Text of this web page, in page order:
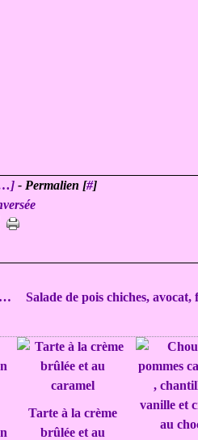
] - Permalien [#]
Taboulé de chou fleur au bacon, noix et à la menthe
Tarte à la crème
brûlée et au